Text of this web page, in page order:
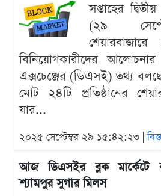
সপ্তাহের
(২৯
বিনিয়োগকারীদের আলোচনার
এক্সচেঞ্জের (ডিএসই) তথ্য
মোট ২৪টি প্রতিষ্ঠানের
যার...
২০২৫ সেপ্টেম্বর ২৯ ১৫:৪২:২৩ |
আজ ডিএসইর ব্লক মার্কেটে
শ্যামপুর সুগার মিলস